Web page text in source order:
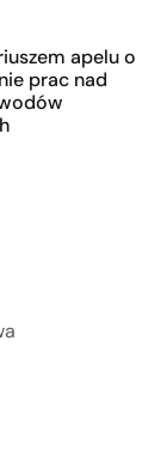
apelu o
prac nad